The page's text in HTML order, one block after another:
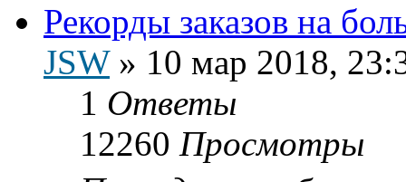
Рекорды заказов на
JSW» 10 мар 2018,
1 Ответы
12260 Просмотры